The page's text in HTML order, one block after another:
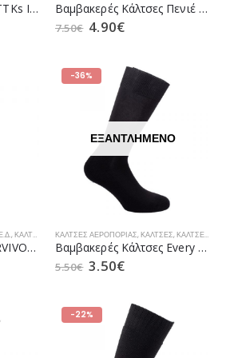
Ισοθερμικές Κάλτσες TTKs Isothermal Χακί MRK Βαμβακερές Κάλτσες Πενιέ SURVIVORS Χακί Ε.Σ.
7.50€ 4.90€
,ΚΆΛΤΣΕΣ ΚΥΝΗΓΙΟΎ , ΚΆΛΤΣΕΣ ΠΕΖΙΚΟΎ
Μάλλινες Κάλτσες SURVIVORS Λαδί Ε.Σ.
-36%
ΕΞΑΝΤΛΗΜΈΝΟ
ΚΆΛΤΣΕΣ ΑΕΡΟΠΟΡΊΑΣ,ΚΆΛΤΣΕΣ,ΚΆΛΤΣΕΣ SECURITY
Βαμβακερές Κάλτσες Every Day Μαύρες MRK
5.50€ 3.50€
-22%